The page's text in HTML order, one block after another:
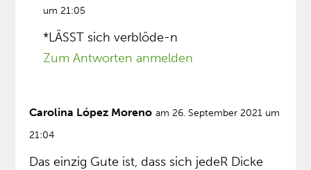
um 21:05
*LÄSST sich verblöde-n
Zum Antworten anmelden
Carolina López Moreno am 26. September 2021 um
21:04
Das einzig Gute ist, dass sich jedeR Dicke